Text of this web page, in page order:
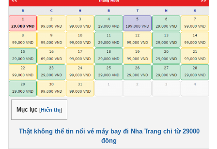
Mục lục [Hiển thị]
Thật không thể tin nổi vé máy bay đi Nha Trang chỉ từ 29000
đồng